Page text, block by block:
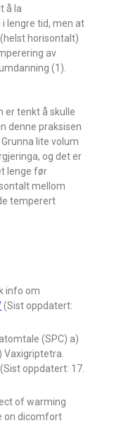
å la
lengre tid, men at
horisontalt)
av
(1).
er tenkt å skulle
denne praksisen
lite volum
og det er
lenge før
mellom
temperert
info om
(Sist oppdatert:
(SPC) a)
Vaxigriptetra.
(Sist oppdatert: 17.
of warming
on dicomfort